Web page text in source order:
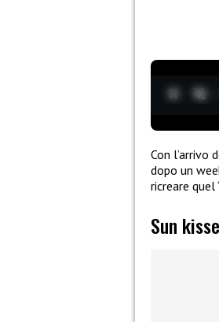
Con
dopo un
ricreare quel
Sun